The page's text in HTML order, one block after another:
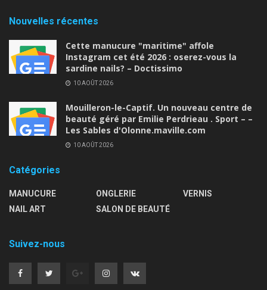
Nouvelles récentes
Cette manucure "maritime" affole
Instagram cet été 2026 : oserez-vous la
sardine nails? – Doctissimo
10 AOÛT 2026
Mouilleron-le-Captif. Un nouveau centre de
beauté géré par Emilie Perdrieau . Sport – –
Les Sables d'Olonne.maville.com
10 AOÛT 2026
Catégories
MANUCURE
NAIL ART
ONGLERIE
SALON DE BEAUTÉ
VERNIS
Suivez-nous